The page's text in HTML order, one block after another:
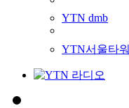
YTN dmb
YTN서울타워